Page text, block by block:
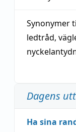
Synonymer
ledtråd,
Dagens
Ha sina